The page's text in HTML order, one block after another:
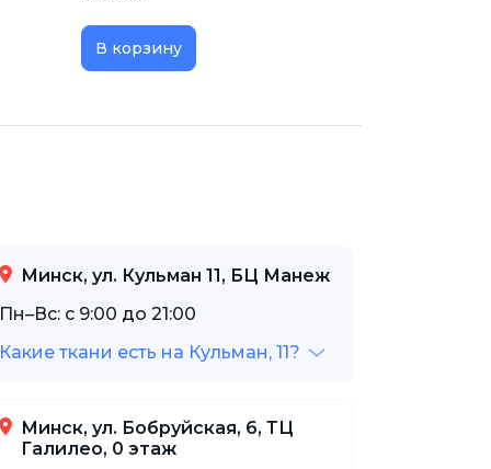
В корзину
Минск, ул. Кульман 11, БЦ Манеж
Пн–Вс: с 9:00 до 21:00
Какие ткани есть на Кульман, 11?
Минск, ул. Бобруйская, 6, ТЦ
Галилео, 0 этаж